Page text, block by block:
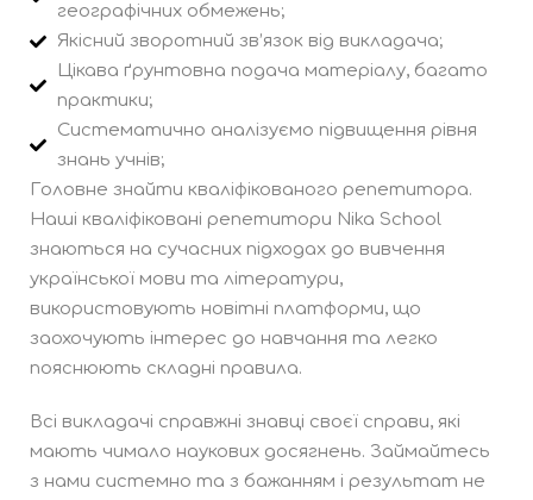
географічних обмежень;
Якісний зворотний зв’язок від викладача;
Цікава ґрунтовна подача матеріалу, багато
практики;
Систематично аналізуємо підвищення рівня
знань учнів;
Головне знайти кваліфікованого репетитора.
Наші кваліфіковані репетитори Nika School
знаються на сучасних підходах до вивчення
української мови та літератури,
використовують новітні платформи, що
заохочують інтерес до навчання та легко
пояснюють складні правила.
Всі викладачі справжні знавці своєї справи, які
мають чимало наукових досягнень. Займайтесь
з нами системно та з бажанням і результат не